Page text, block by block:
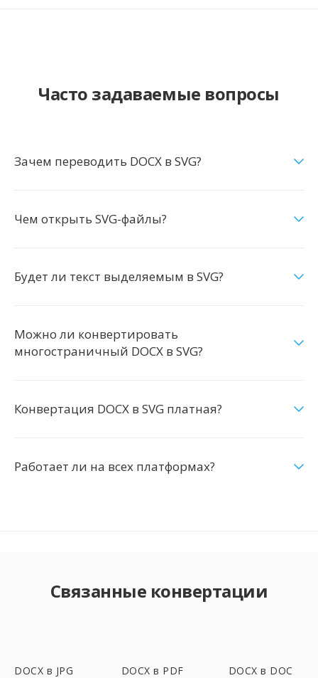
Часто задаваемые вопросы
Зачем переводить DOCX в SVG?
Чем открыть SVG-файлы?
Будет ли текст выделяемым в SVG?
Можно ли конвертировать
многостраничный DOCX в SVG?
Конвертация DOCX в SVG платная?
Работает ли на всех платформах?
Связанные конвертации
DOCX в JPG DOCX в PDF DOCX в DOC